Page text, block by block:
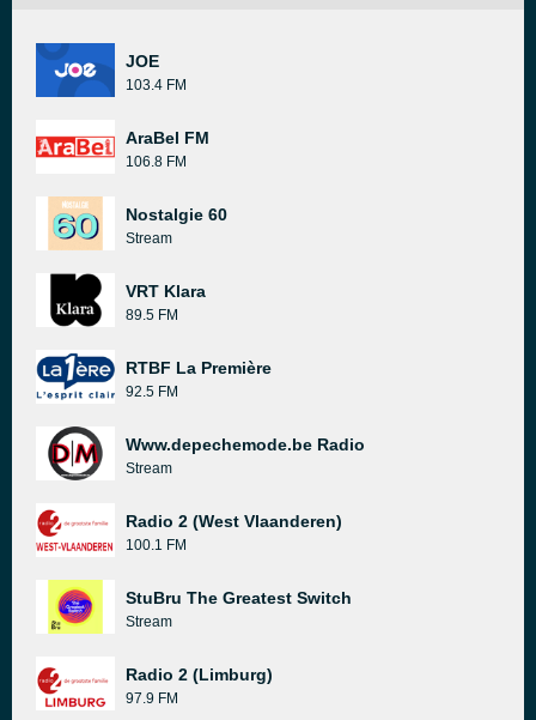
JOE
103.4 FM
AraBel FM
106.8 FM
Nostalgie 60
Stream
VRT Klara
89.5 FM
RTBF La Première
92.5 FM
Www.depechemode.be Radio
Stream
Radio 2 (West Vlaanderen)
100.1 FM
StuBru The Greatest Switch
Stream
Radio 2 (Limburg)
97.9 FM